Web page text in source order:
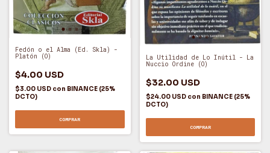
Fedón o el Alma (Ed. Skla) -
Platón (O)
$4.00 USD
$3.00 USD con BINANCE (25%
DCTO)
COMPRAR
La Utilidad de Lo Inútil - La
Nuccio Ordine (O)
$32.00 USD
$24.00 USD con BINANCE (25%
DCTO)
COMPRAR